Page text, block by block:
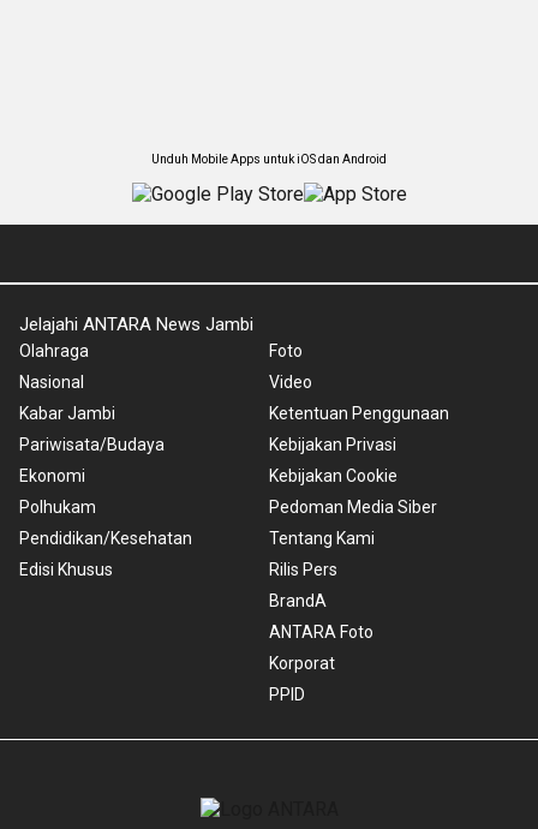
Unduh Mobile Apps untuk iOS dan Android
Jelajahi ANTARA News Jambi
Olahraga
Nasional
Kabar Jambi
Pariwisata/Budaya
Ekonomi
Polhukam
Pendidikan/Kesehatan
Edisi Khusus
Foto
Video
Ketentuan Penggunaan
Kebijakan Privasi
Kebijakan Cookie
Pedoman Media Siber
Tentang Kami
Rilis Pers
BrandA
ANTARA Foto
Korporat
PPID